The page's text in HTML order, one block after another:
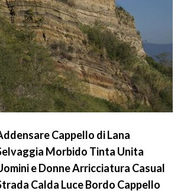
Cappello di Lana
Morbido Tinta Unita
e Donne Arricciatura Casual
Calda Luce Bordo Cappello